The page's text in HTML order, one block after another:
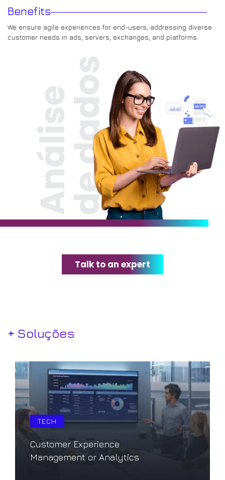
Benefits
We ensure agile experiences for end-users, addressing diverse
customer needs in ads, servers, exchanges, and platforms.
Talk to an expert
+ Soluções
TECH
Customer Experience
Management or Analytics